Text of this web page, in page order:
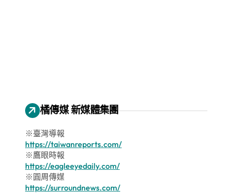
橘傳媒 新媒體集團
※臺灣導報
https://taiwanreports.com/
※鷹眼時報
https://eagleeyedaily.com/
※圓周傳媒
https://surroundnews.com/